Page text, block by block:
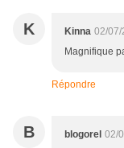
K Kinna 02/07/
Magnifique
Répondre
B blogorel 02/